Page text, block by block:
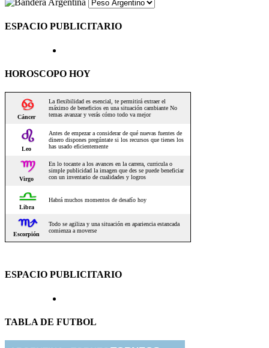
ESPACIO PUBLICITARIO
HOROSCOPO HOY
ESPACIO PUBLICITARIO
TABLA DE FUTBOL